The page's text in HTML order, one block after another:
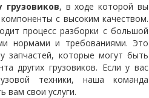
, в ходе которой вы
с высоким качеством.
процесс разборки с большой
нормами и требованиями. Это
запчастей, которые могут быть
других грузовиков. Если у вас
техники, наша команда
вам свои услуги.